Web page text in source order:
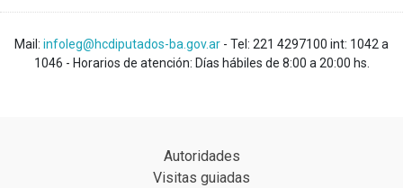
Mail: infoleg@hcdiputados-ba.gov.ar - Tel: 221 4297100 int: 1042 a
1046 - Horarios de atención: Días hábiles de 8:00 a 20:00 hs.
Autoridades
Visitas guiadas